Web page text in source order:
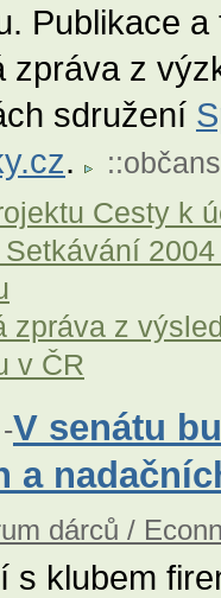
Publikace
zpráva z
sdružení
. ::
Cesty k
zpráva z
v ČR
V senátu
a
dárců /
s klubem